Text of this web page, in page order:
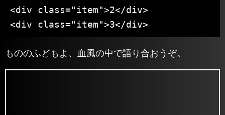
<div class="item">2</div>
<div class="item">3</div>
もののふどもよ、血風の中で語り合おうぞ。